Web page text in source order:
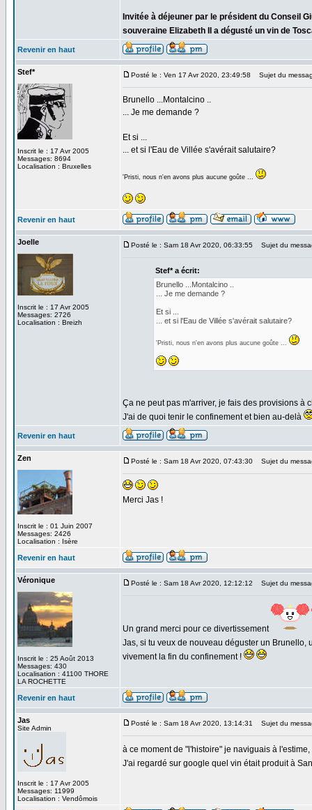
Invitée à déjeuner par le président du Conseil
souveraine Elizabeth II a dégusté un vin de
Revenir en haut
Stef*
Inscrit le : 17 Avr 2005
Messages: 8694
Localisation : Bruxelles
Posté le : Ven 17 Avr 2020, 23:49:58 Sujet du
Brunello ...Montalcino ..
... Je me demande ?
Et si ...
... et si l'Eau de Villée s'avérait salutaire?
'Pristi, nous n'en avons plus aucune goûte ...
Revenir en haut
Joelle
Inscrit le : 17 Avr 2005
Messages: 2726
Localisation : Breizh
Posté le : Sam 18 Avr 2020, 06:33:55 Sujet du
Stef* a écrit:
Brunello ...Montalcino ..
... Je me demande ?
Et si ...
... et si l'Eau de Villée s'avérait salutaire?
'Pristi, nous n'en avons plus aucune goûte ...
Ça ne peut pas m'arriver, je fais des provisions à
J'ai de quoi tenir le confinement et bien au-delà
Revenir en haut
Zen
Inscrit le : 01 Juin 2007
Messages: 2426
Localisation : Isère
Posté le : Sam 18 Avr 2020, 07:43:30 Sujet du
Merci Jas !
Revenir en haut
Véronique
Inscrit le : 25 Août 2013
Messages: 430
Localisation : 41100 THORE
LA ROCHETTE
Posté le : Sam 18 Avr 2020, 12:12:12 Sujet du
Un grand merci pour ce divertissement
Jas, si tu veux de nouveau déguster un Brunello,
vivement la fin du confinement !
Revenir en haut
Jas
Site Admin
Inscrit le : 17 Avr 2005
Messages: 11999
Localisation : Vendômois
Posté le : Sam 18 Avr 2020, 13:14:31 Sujet du
à ce moment de "l'histoire" je naviguais à
J'ai regardé sur google quel vin était produit à